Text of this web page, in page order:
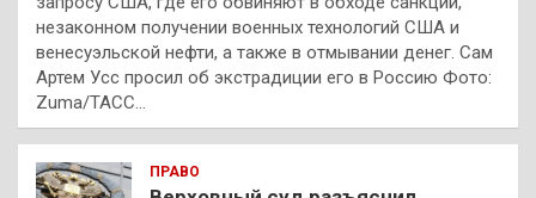
незаконном получении военных технологий США и
венесуэльской нефти, а также в отмывании денег. Сам
Артем Усс просил об экстрадиции его в Россию Фото:
Zuma/ТАСС…
ПРАВО